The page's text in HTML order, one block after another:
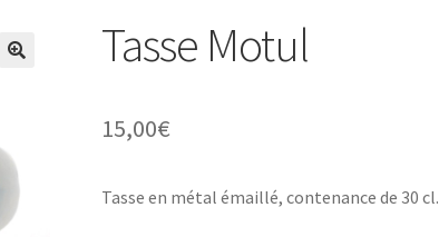
Tasse Motul
15,00€
Tasse en métal émaillé, contenance de 30 cl.